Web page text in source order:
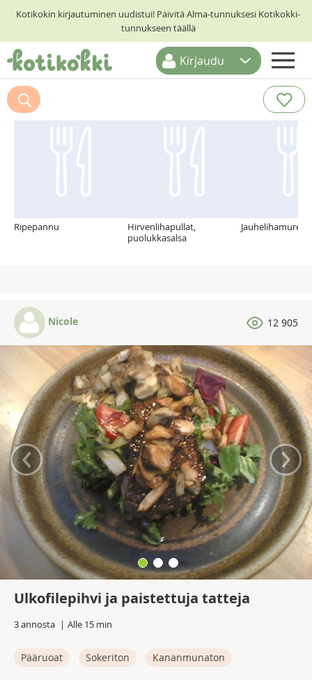
Kotikokin kirjautuminen uudistui! Päivitä Alma-tunnuksesi Kotikokki-
tunnukseen täällä
ETUSIVU
RESEPTIHAKU
Kirjaudu
Suosittelemme myös
Ripepannu
Hirvenlihapullat,
puolukkasalsa
Jauhelihamureke
Nicole 12 905
‹ ›
Ulkofilepihvi ja paistettuja tatteja
3 annosta Alle 15 min
Pääruoat Sokeriton Kananmunaton